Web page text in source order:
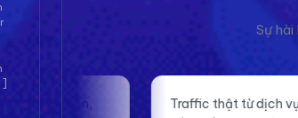
]
Sự
thật từ dịch vụ giúp website của